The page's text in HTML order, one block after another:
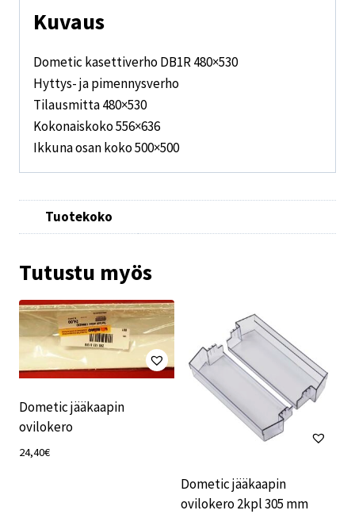
Kuvaus
Dometic kasettiverho DB1R 480×530
Hyttys- ja pimennysverho
Tilausmitta 480×530
Kokonaiskoko 556×636
Ikkuna osan koko 500×500
Tuotekoko
Tutustu myös
Dometic jääkaapin
ovilokero
24,40€
Dometic jääkaapin
ovilokero 2kpl 305 mm